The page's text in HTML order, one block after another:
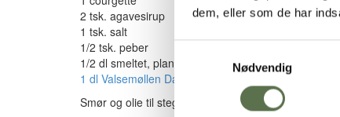
dem, eller som de har
Nødvendig
2 tsk. agavesirup
1 tsk. salt
1/2 tsk. peber
1/2 dl smeltet, plantebaseret smør
1 dl Valsemøllen Dansk Hvedemel
Smør og olie til stegning